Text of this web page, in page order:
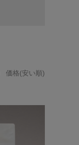
価格(安い順)